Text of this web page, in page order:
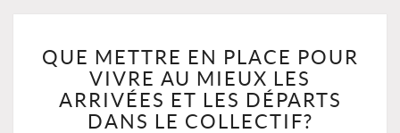
METTRE
EN
PLACE
POUR
QUE METTRE EN PLACE POUR
VIVRE AU MIEUX LES
ARRIVÉES ET LES DÉPARTS
DANS LE COLLECTIF?